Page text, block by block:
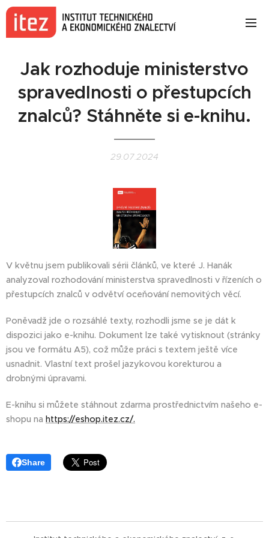
Jak rozhoduje ministerstvo
spravedlnosti o přestupcích
znalců? Stáhněte si e-knihu.
29.07.2024
V květnu jsem publikovali sérii článků, ve které J. Hanák
analyzoval rozhodování ministerstva spravedlnosti v řízeních o
přestupcích znalců v odvětví oceňování nemovitých věcí.
Poněvadž jde o rozsáhlé texty, rozhodli jsme se je dát k
dispozici jako e-knihu. Dokument lze také vytisknout (stránky
jsou ve formátu A5), což může práci s textem ještě více
usnadnit. Vlastní text prošel jazykovou korekturou a
drobnými úpravami.
E-knihu si můžete stáhnout zdarma prostřednictvím našeho e-
shopu na https://eshop.itez.cz/.
Share